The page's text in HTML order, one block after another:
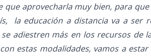
que aprovecharla muy bien, para
la educación a distancia va a ser
adiestren más en los recursos de
estas modalidades, vamos a